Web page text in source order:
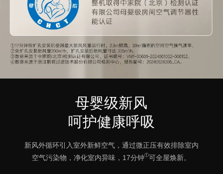
母婴级新风
呵护健康呼吸
新风外循环引入室外新鲜空气，通过微正压有效排除室内
空气污染物，净化室内异味，17分钟①可全屋焕新。